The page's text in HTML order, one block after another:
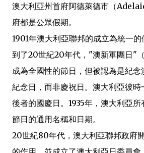
澳大利亞州首府阿德萊德市（
府都是公眾假期。
1901年澳大利亞聯邦的成立為統一的
到了20世紀20年代，"澳新軍團日"
成為全國性的節日，但被認為是紀
紀念日，而非慶祝日。澳大利亞彼時
後者的國慶日。1935年，澳大利亞
節日的通用名稱和日期。
20世紀80年代，澳大利亞聯邦政府